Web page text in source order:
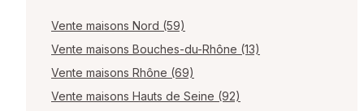
Vente maisons Nord (59)
Vente maisons Bouches-du-Rhône (13)
Vente maisons Rhône (69)
Vente maisons Hauts de Seine (92)